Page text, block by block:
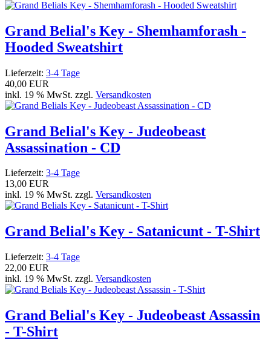
Grand Belial's Key - Shemhamforash -
Hooded Sweatshirt
Lieferzeit: 3-4 Tage
40,00 EUR
inkl. 19 % MwSt. zzgl. Versandkosten
Grand Belial's Key - Judeobeast
Assassination - CD
Lieferzeit: 3-4 Tage
13,00 EUR
inkl. 19 % MwSt. zzgl. Versandkosten
Grand Belial's Key - Satanicunt - T-Shirt
Lieferzeit: 3-4 Tage
22,00 EUR
inkl. 19 % MwSt. zzgl. Versandkosten
Grand Belial's Key - Judeobeast Assassin
- T-Shirt